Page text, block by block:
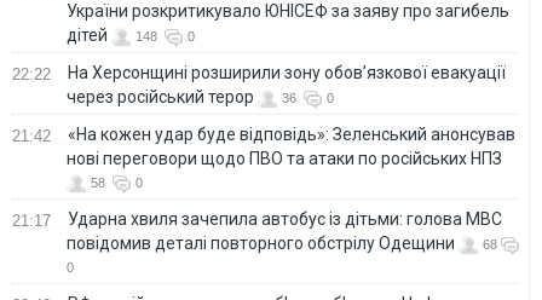
України розкритикувало ЮНІСЕФ за заяву про загибель
дітей
148 0
22:22
На Херсонщині розширили зону обов’язкової евакуації
через російський терор
36 0
21:42
«На кожен удар буде відповідь»: Зеленський анонсував
нові переговори щодо ПВО та атаки по російських НПЗ
58 0
21:17
Ударна хвиля зачепила автобус із дітьми: голова МВС
повідомив деталі повторного обстрілу Одещини
68
0